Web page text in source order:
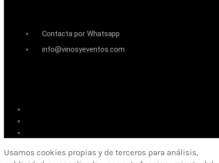
Contacta por Whatsapp
info@vinosyeventos.com
Usamos cookies propias y de terceros para análisis,